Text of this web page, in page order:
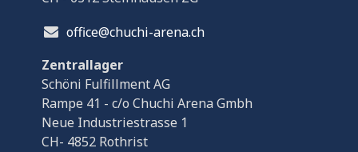
office@chuchi-arena.ch
Zentrallager
Schöni Fulfillment AG
Rampe 41 - c/o Chuchi Arena Gmbh
Neue Industriestrasse 1
CH- 4852 Rothrist